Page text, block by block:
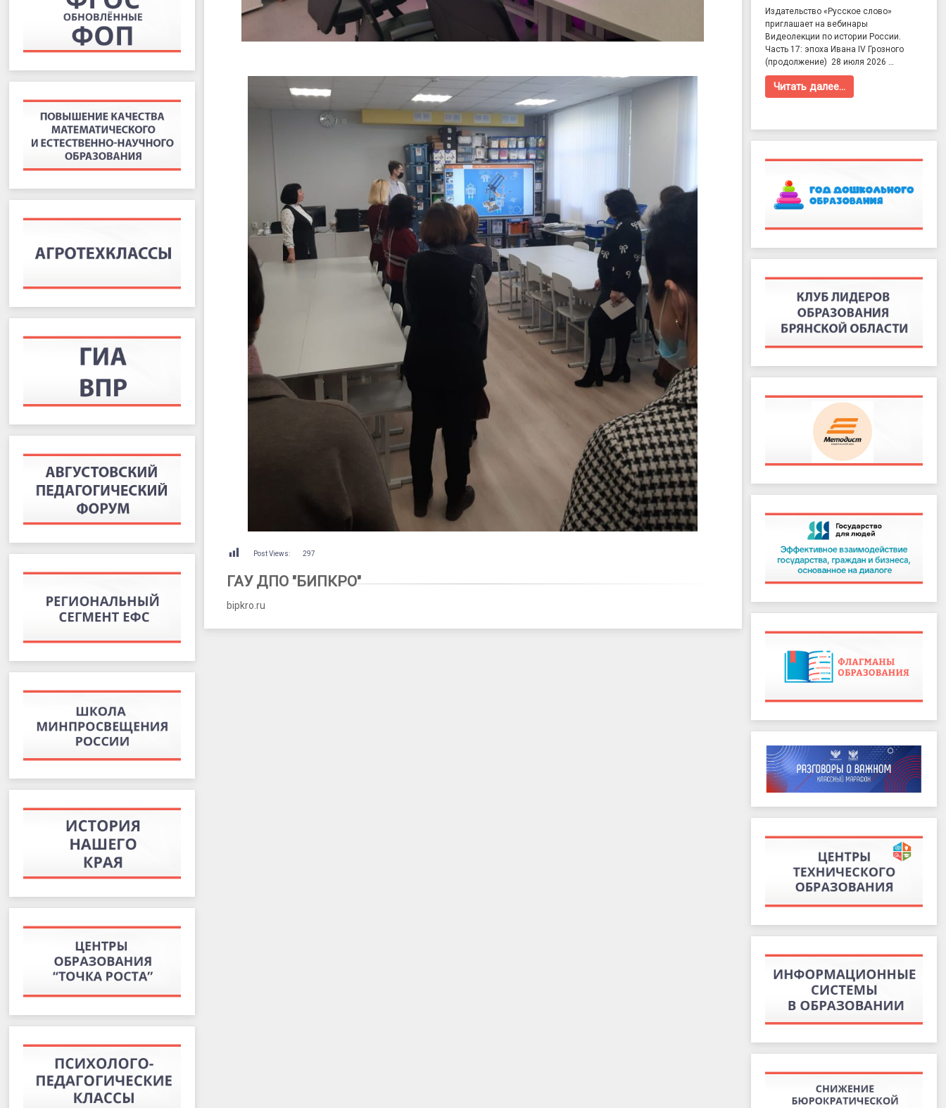
Post Views: 297
ГАУ ДПО "БИПКРО"
bipkro.ru
Издательство «Русское слово»
приглашает на вебинары
Видеолекции по истории России.
Часть 17: эпоха Ивана IV Грозного
(продолжение) 28 июля 2026 …
Читать далее…